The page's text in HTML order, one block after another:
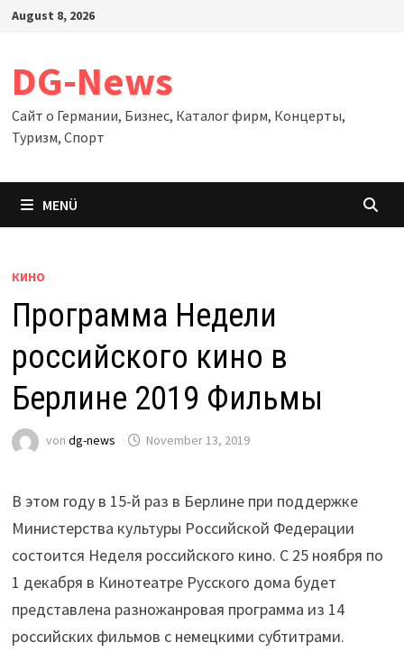
Zum
August 8, 2026
DG-News
Сайт о Германии, Бизнес, Каталог фирм, Концерты,
Туризм, Спорт
MENÜ
КИНО
Программа Недели
российского кино в
Берлине 2019 Фильмы
von dg-news November 13, 2019
В этом году в 15-й раз в Берлине при поддержке
Министерства культуры Российской Федерации
состоится Неделя российского кино. С 25 ноября по
1 декабря в Кинотеатре Русского дома будет
представлена разножанровая программа из 14
российских фильмов с немецкими субтитрами.